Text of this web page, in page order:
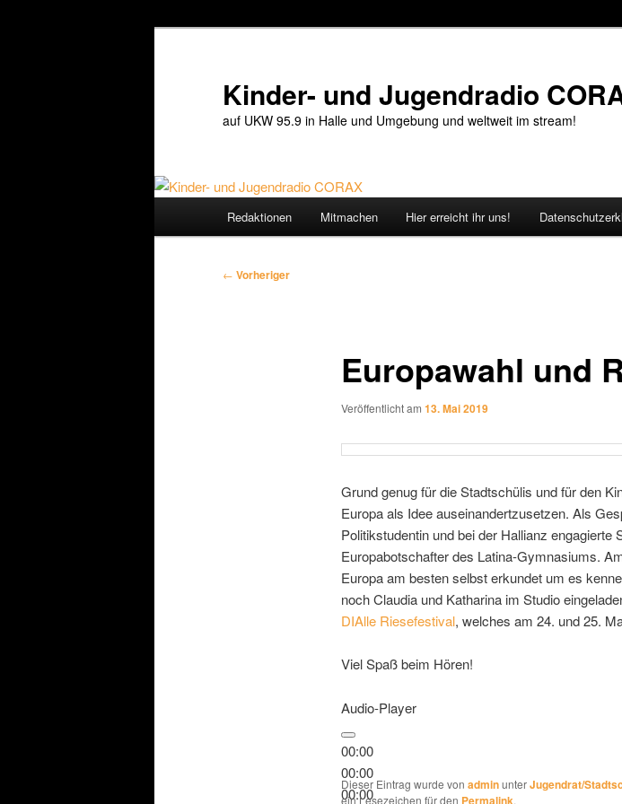
Kinder- und Jugendradio
auf UKW 95.9 in Halle und Umgebung und weltweit im stream!
Redaktionen Mitmachen Hier erreicht ihr uns!
Beitragsnavigation
← Vorheriger
Europawahl und
Veröffentlicht am 13. Mai 2019
Grund genug für die Stadtschülis und für den
Europa als Idee auseinandertzusetzen. Als
Politikstudentin und bei der Hallianz engagierte
Europabotschafter des Latina-Gymnasiums.
Europa am besten selbst erkundet um es
noch Claudia und Katharina im Studio
DIAlle Riesefestival, welches am 24. und 25.
Viel Spaß beim Hören!
Audio-Player
00:00
00:00
00:00
Dieser Eintrag wurde von adminunterJugendrat/
ein Lesezeichen für den Permalink.